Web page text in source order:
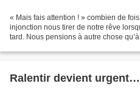
« Mais fais attention ! » combien de
injonction nous tirer de notre rêve
tard. Nous pensions à autre chose
Ralentir devient urgent…